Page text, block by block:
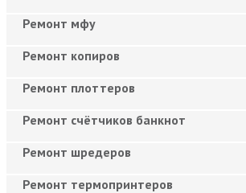
Ремонт мфу
Ремонт копиров
Ремонт плоттеров
Ремонт счётчиков банкнот
Ремонт шредеров
Ремонт термопринтеров